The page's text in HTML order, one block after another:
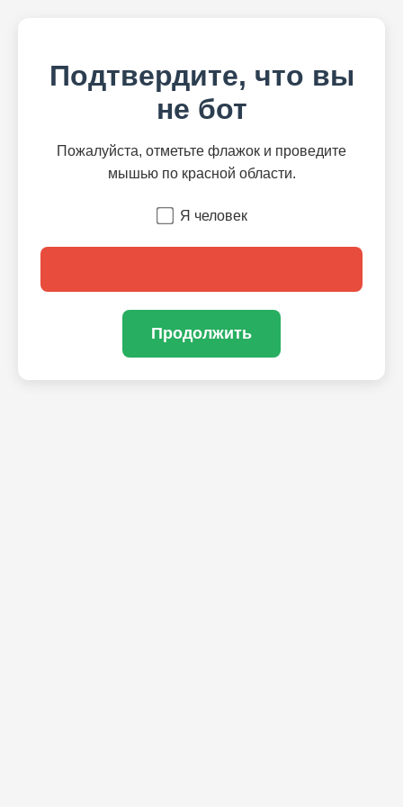
Подтвердите, что вы
не бот
Пожалуйста, отметьте флажок и проведите
мышью по красной области.
Я человек
Продолжить